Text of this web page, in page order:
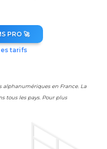
PRO 🚀
tarifs
alphanumériques en France. La
tous les pays. Pour plus